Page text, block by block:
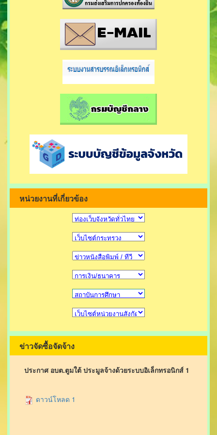
หน่วยงานที่เกี่ยวข้อง
ข่าวจัดซื้อจัดจ้าง
ประกาศ อบต.ตูมใต้ ประมูลจ้างด้วยระบบอิเล็กทรอนิกส์ 1
ดาวน์โหลด 1